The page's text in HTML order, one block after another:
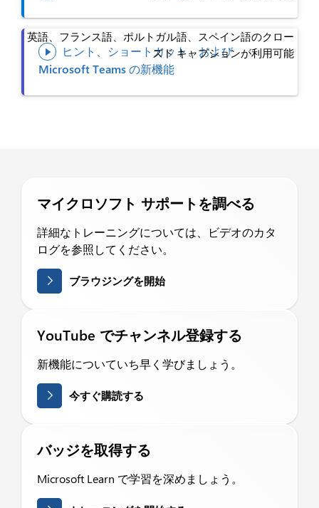

ヒント、ショートカット、および
Microsoft Teams の新機能
英語、フランス語、ポルトガル語、スペイン語のクロー
ズド キャプションが利用可能
マイクロソフト サポートを調べる
詳細なトレーニングについては、ビデオのカタ
ログを参照してください。
ブラウジングを開始
YouTube でチャンネル登録する
新機能についていち早く学びましょう。
今すぐ購読する
バッジを取得する
Microsoft Learn で学習を深めましょう。